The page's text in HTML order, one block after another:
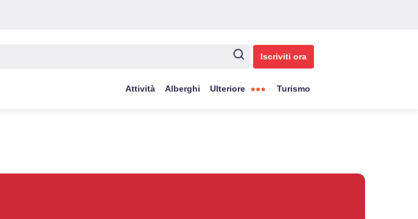
Iscriviti ora
Attività Alberghi Ulteriore Turismo